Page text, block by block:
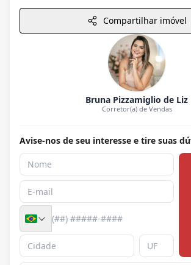
Compartilhar imóvel
Bruna Pizzamiglio de Liz
Corretor(a) de Vendas
Avise-nos de seu interesse e tire suas